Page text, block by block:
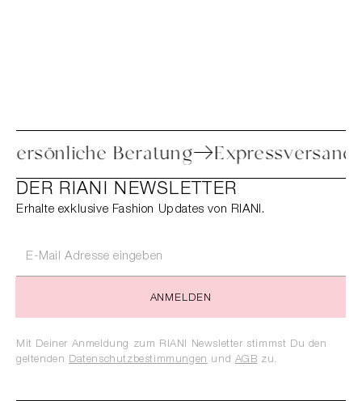
Persönliche Beratung
DER RIANI NEWSLETTER
Erhalte exklusive Fashion Updates von RIANI.
ANMELDEN
Mit Deiner Anmeldung zum RIANI Newsletter stimmst Du den
geltenden Datenschutzbestimmungen und AGB zu.